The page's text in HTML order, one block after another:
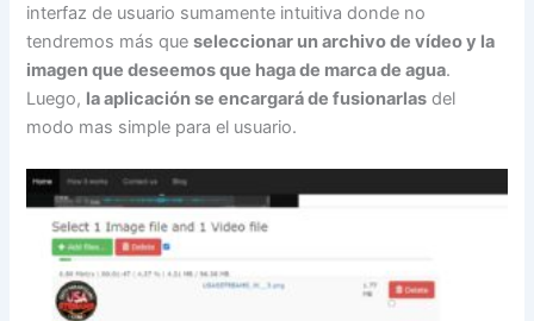
interfaz de usuario sumamente intuitiva donde no
tendremos más queseleccionar un archivo de vídeo y la
imagen que deseemos que haga de marca de agua.
Luego, la aplicación se encargará de fusionarlas del
modo mas simple para el usuario.